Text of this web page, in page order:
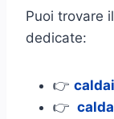
Puoi trovare
dedicate:
👉
👉